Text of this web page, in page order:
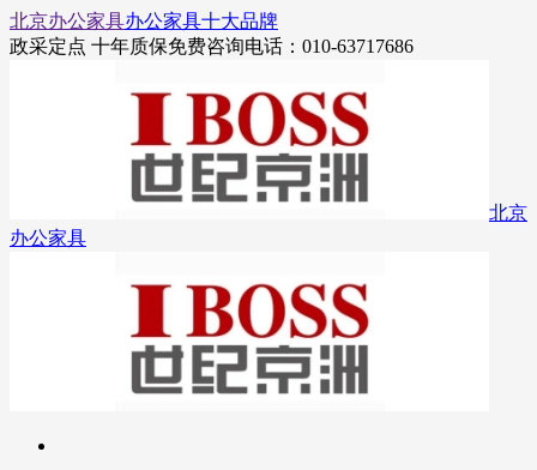
北京办公家具办公家具十大品牌
政采定点 十年质保免费咨询电话：010-63717686
北京
办公家具